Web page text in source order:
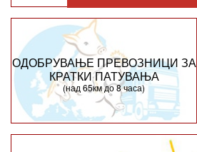
ОДОБРУВАЊЕ ПРЕВОЗНИЦИ ЗА
КРАТКИ ПАТУВАЊА
(над 65км до 8 часа)